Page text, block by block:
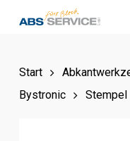
content
Start
Bystronic
Stempel